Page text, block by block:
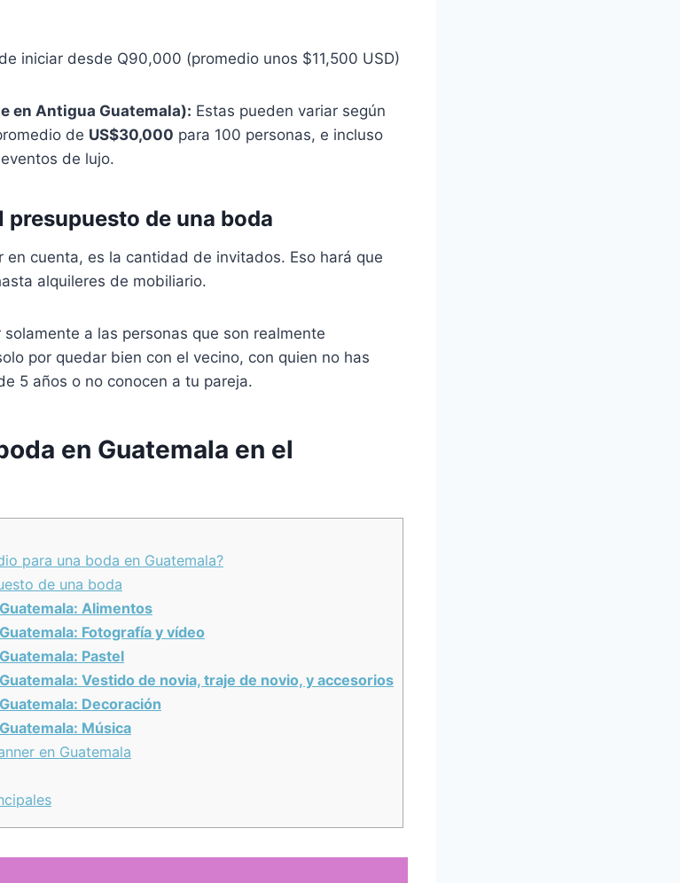
iniciar desde Q90,000 (promedio unos $11,500 USD)
en Antigua Guatemala): Estas pueden variar según
de US$30,000 para 100 personas, e incluso
de lujo.
de una boda
cuenta, es la cantidad de invitados. Eso hará que
alquileres de mobiliario.
a las personas que son realmente
por quedar bien con el vecino, con quien no has
5 años o no conocen a tu pareja.
en Guatemala en el
para una boda en Guatemala?
de una boda
Alimentos
Fotografía y vídeo
Pastel
Vestido de novia, traje de novio, y accesorios
Decoración
Música
en Guatemala